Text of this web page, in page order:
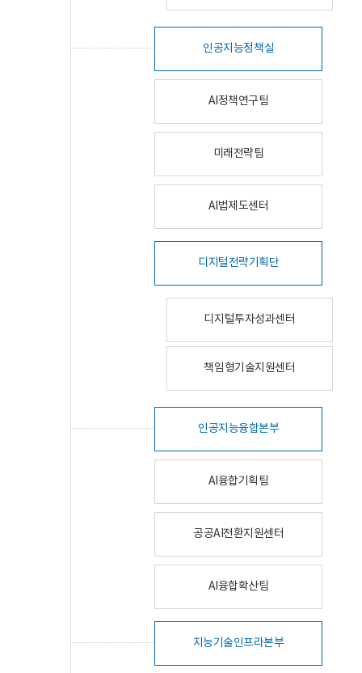
인공지능정책실
AI정책연구팀
미래전략팀
AI법제도센터
디지털전략기획단
디지털투자성과센터
책임형기술지원센터
인공지능융합본부
AI융합기획팀
공공AI전환지원센터
AI융합확산팀
지능기술인프라본부